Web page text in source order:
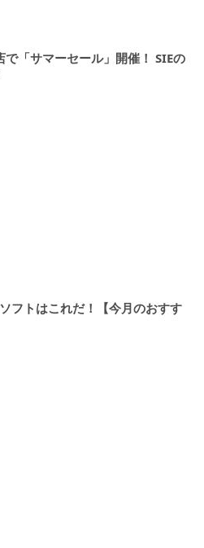
「サマーセール」開催！ SIEの
フトはこれだ！【今月のおすす